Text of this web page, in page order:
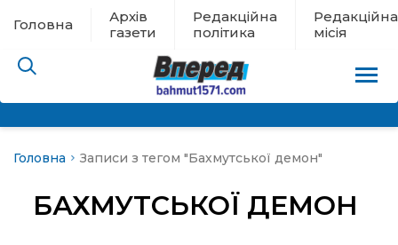
Головна
Архів
газети
Редакційна
політика
Редакційна
місія
евакуації
Головна Записи з тегом "Бахмутської демон"
БАХМУТСЬКОЇ ДЕМОН